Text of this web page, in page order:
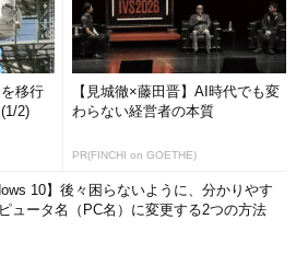
移行
2)
【見城徹×藤田晋】AI時代でも変
わらない経営者の本質
PR(FINCHI on GOETHE)
10】後々困らないように、分かりやす
ュータ名（PC名）に変更する2つの方法